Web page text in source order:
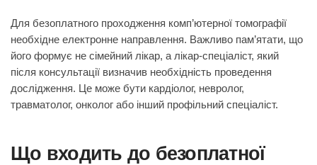
Для безоплатного проходження комп’ютерної томографії
необхідне електронне направлення. Важливо пам’ятати, що
його формує не сімейний лікар, а лікар-спеціаліст, який
після консультації визначив необхідність проведення
дослідження. Це може бути кардіолог, невролог,
травматолог, онколог або інший профільний спеціаліст.
Що входить до безоплатної